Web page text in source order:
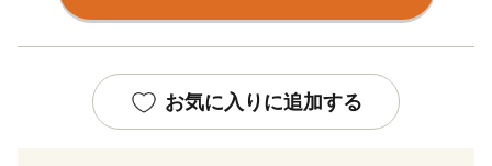
お気に入りに追加する